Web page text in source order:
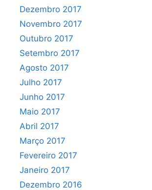
Dezembro 2017
Novembro 2017
Outubro 2017
Setembro 2017
Agosto 2017
Julho 2017
Junho 2017
Maio 2017
Abril 2017
Março 2017
Fevereiro 2017
Janeiro 2017
Dezembro 2016